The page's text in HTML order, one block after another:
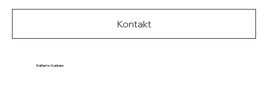
Kultur ist Leben
Kontakt